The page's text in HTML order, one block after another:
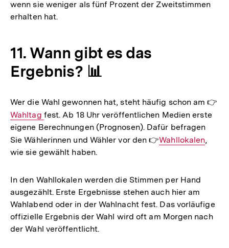
wenn sie weniger als fünf Prozent der Zweitstimmen
erhalten hat.
11. Wann gibt es das
Ergebnis? 📊
Wer die Wahl gewonnen hat, steht häufig schon am 👉
Wahltag fest. Ab 18 Uhr veröffentlichen Medien erste
eigene Berechnungen (Prognosen). Dafür befragen
Sie Wählerinnen und Wähler vor den 👉Interner
Wahllokalen,
wie sie gewählt haben.
In den Wahllokalen werden die Stimmen per Hand
ausgezählt. Erste Ergebnisse stehen auch hier am
Wahlabend oder in der Wahlnacht fest. Das vorläufige
offizielle Ergebnis der Wahl wird oft am Morgen nach
der Wahl veröffentlicht.